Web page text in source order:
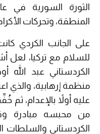
المنطقة، وتحركات
على الجانب الكردي
للسلام مع تركيا، لعل
الكردستاني عبد الله
منظمة إرهابية، والذي
عليه أولاً بالإعدام، ثم
من محبسه مبادرة
الكردستاني والسلطات